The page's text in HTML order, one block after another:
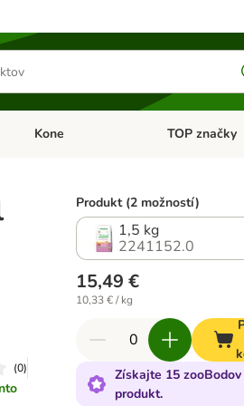
Otvoriť menu: Vtáky
Kone Otvoriť menu:
TOP značky
(0)
Produkt (2 možností)
1,5 kg
2241152.0
15,49 €
10,33 € / kg
Získajte 15
produkt.